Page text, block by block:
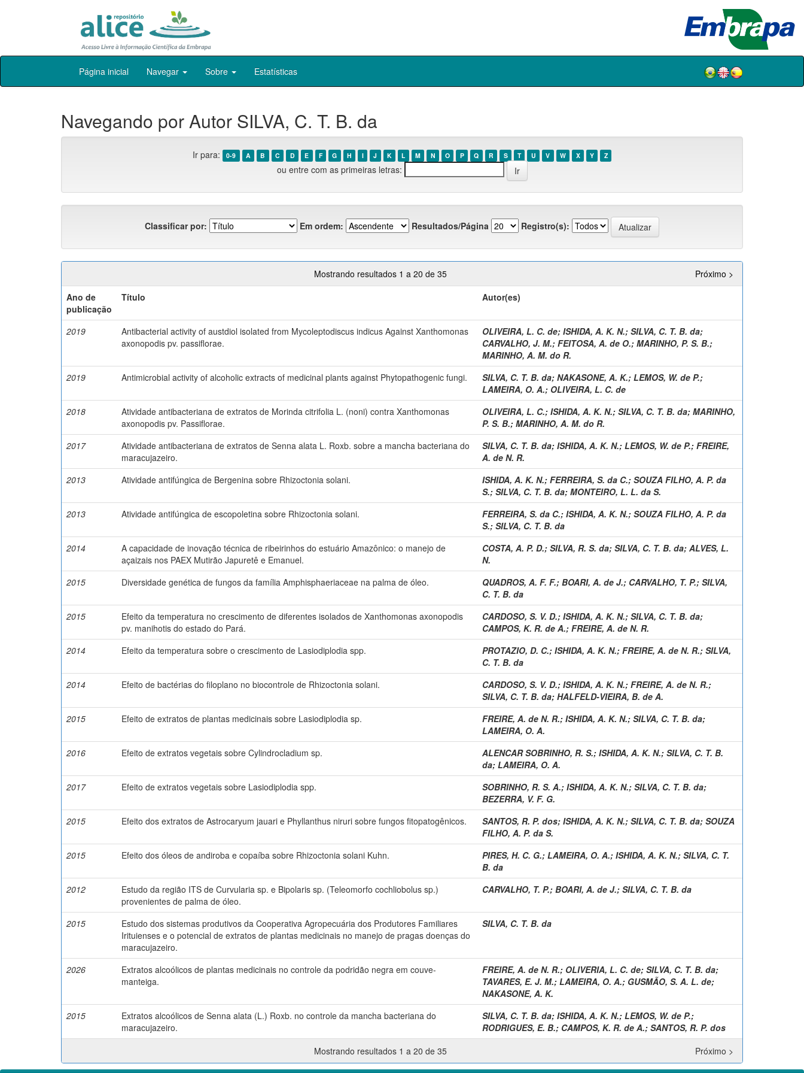
Skip
Página inicial Navegar Sobre Estatísticas
Navegando por Autor SILVA, C. T. B. da
Ir para: 0-9 A B C D E F G H I J K L M N O P Q R S T U V W X Y Z
ou entre com as primeiras letras:
Classificar por: Em ordem: Resultados/Página Registro(s):
Mostrando resultados 1 a 20 de 35
Próximo >
Ano de
publicação
Título Autor(es)
2019
Antibacterial activity of austdiol isolated from Mycoleptodiscus indicus Against Xanthomonas
axonopodis pv. passiflorae.
OLIVEIRA, L. C. de; ISHIDA, A. K. N.; SILVA, C. T. B. da;
CARVALHO, J. M.; FEITOSA, A. de O.; MARINHO, P. S. B.;
MARINHO, A. M. do R.
2019
Antimicrobial activity of alcoholic extracts of medicinal plants against Phytopathogenic fungi. SILVA, C. T. B. da; NAKASONE, A. K.; LEMOS, W. de P.;
LAMEIRA, O. A.; OLIVEIRA, L. C. de
2018
Atividade antibacteriana de extratos de Morinda citrifolia L. (noni) contra Xanthomonas
axonopodis pv. Passiflorae.
OLIVEIRA, L. C.; ISHIDA, A. K. N.; SILVA, C. T. B. da; MARINHO,
P. S. B.; MARINHO, A. M. do R.
2017
Atividade antibacteriana de extratos de Senna alata L. Roxb. sobre a mancha bacteriana do
maracujazeiro.
SILVA, C. T. B. da; ISHIDA, A. K. N.; LEMOS, W. de P.; FREIRE,
A. de N. R.
2013
Atividade antifúngica de Bergenina sobre Rhizoctonia solani. ISHIDA, A. K. N.; FERREIRA, S. da C.; SOUZA FILHO, A. P. da
S.; SILVA, C. T. B. da; MONTEIRO, L. L. da S.
2013
Atividade antifúngica de escopoletina sobre Rhizoctonia solani. FERREIRA, S. da C.; ISHIDA, A. K. N.; SOUZA FILHO, A. P. da
S.; SILVA, C. T. B. da
2014
A capacidade de inovação técnica de ribeirinhos do estuário Amazônico: o manejo de
açaizais nos PAEX Mutirão Japuretê e Emanuel.
COSTA, A. P. D.; SILVA, R. S. da; SILVA, C. T. B. da; ALVES, L.
N.
2015
Diversidade genética de fungos da família Amphisphaeriaceae na palma de óleo. QUADROS, A. F. F.; BOARI, A. de J.; CARVALHO, T. P.; SILVA,
C. T. B. da
2015
Efeito da temperatura no crescimento de diferentes isolados de Xanthomonas axonopodis
pv. manihotis do estado do Pará.
CARDOSO, S. V. D.; ISHIDA, A. K. N.; SILVA, C. T. B. da;
CAMPOS, K. R. de A.; FREIRE, A. de N. R.
2014
Efeito da temperatura sobre o crescimento de Lasiodiplodia spp. PROTAZIO, D. C.; ISHIDA, A. K. N.; FREIRE, A. de N. R.; SILVA,
C. T. B. da
2014
Efeito de bactérias do filoplano no biocontrole de Rhizoctonia solani. CARDOSO, S. V. D.; ISHIDA, A. K. N.; FREIRE, A. de N. R.;
SILVA, C. T. B. da; HALFELD-VIEIRA, B. de A.
2015
Efeito de extratos de plantas medicinais sobre Lasiodiplodia sp. FREIRE, A. de N. R.; ISHIDA, A. K. N.; SILVA, C. T. B. da;
LAMEIRA, O. A.
2016
Efeito de extratos vegetais sobre Cylindrocladium sp. ALENCAR SOBRINHO, R. S.; ISHIDA, A. K. N.; SILVA, C. T. B.
da; LAMEIRA, O. A.
2017
Efeito de extratos vegetais sobre Lasiodiplodia spp. SOBRINHO, R. S. A.; ISHIDA, A. K. N.; SILVA, C. T. B. da;
BEZERRA, V. F. G.
2015
Efeito dos extratos de Astrocaryum jauari e Phyllanthus niruri sobre fungos fitopatogênicos. SANTOS, R. P. dos; ISHIDA, A. K. N.; SILVA, C. T. B. da; SOUZA
FILHO, A. P. da S.
2015
Efeito dos óleos de andiroba e copaíba sobre Rhizoctonia solani Kuhn. PIRES, H. C. G.; LAMEIRA, O. A.; ISHIDA, A. K. N.; SILVA, C. T.
B. da
2012
Estudo da região ITS de Curvularia sp. e Bipolaris sp. (Teleomorfo cochliobolus sp.)
provenientes de palma de óleo.
CARVALHO, T. P.; BOARI, A. de J.; SILVA, C. T. B. da
2015
Estudo dos sistemas produtivos da Cooperativa Agropecuária dos Produtores Familiares
Irituienses e o potencial de extratos de plantas medicinais no manejo de pragas doenças do
maracujazeiro.
SILVA, C. T. B. da
2026
Extratos alcoólicos de plantas medicinais no controle da podridão negra em couve-
manteiga.
FREIRE, A. de N. R.; OLIVERIA, L. C. de; SILVA, C. T. B. da;
TAVARES, E. J. M.; LAMEIRA, O. A.; GUSMÃO, S. A. L. de;
NAKASONE, A. K.
2015
Extratos alcoólicos de Senna alata (L.) Roxb. no controle da mancha bacteriana do
maracujazeiro.
SILVA, C. T. B. da; ISHIDA, A. K. N.; LEMOS, W. de P.;
RODRIGUES, E. B.; CAMPOS, K. R. de A.; SANTOS, R. P. dos
Mostrando resultados 1 a 20 de 35
Próximo >